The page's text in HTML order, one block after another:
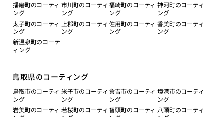
播磨町のコーティ
ング
市川町のコーティ
ング
福崎町のコーティ
ング
神河町のコーティ
ング
太子町のコーティ
ング
上郡町のコーティ
ング
佐用町のコーティ
ング
香美町のコーティ
ング
新温泉町のコーテ
ィング
鳥取県のコーティング
鳥取市のコーティ
ング
米子市のコーティ
ング
倉吉市のコーティ
ング
境港市のコーティ
ング
岩美町のコーティ 若桜町のコーティ 智頭町のコーティ 八頭町のコーティ